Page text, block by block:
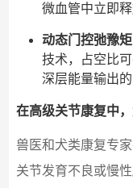
微血管中立即
动态门控弛豫矩
技术，占空比
深层能量输出
在高级关节康复中
兽医和犬类康复专
关节发育不良或慢